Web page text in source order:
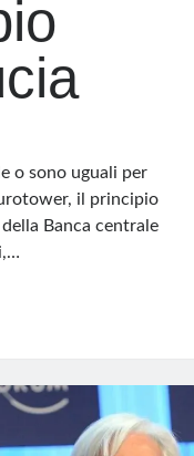
o sono uguali per
il principio
Banca centrale